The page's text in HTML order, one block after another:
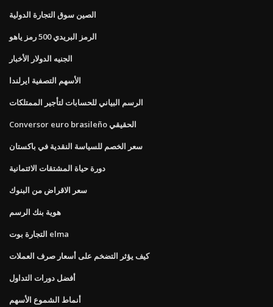
الصين سوق التجارة الدولية
الرمز البريدي 500 رمز ياهو
الجنيه الدولار الأخبار
الأسهم التصفية ايرلندا
الرسم البياني للحسابات لتأجير الممتلكات
Conversor euro brasileño الحقيقي
سعر الخصم للسياسة النقدية في باكستان
دورة حياة المشتقات الائتمانية
سعر الاقراض من البنوك
هوية بنك الرسم
التجارة بوت elma
كيف يؤثر التضخم على أسعار صرف العملات
أفضل دورات التداول
أنماط الشموع الأسهم